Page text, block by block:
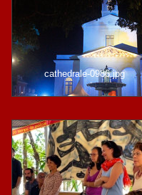
cathedrale-0986.jpg